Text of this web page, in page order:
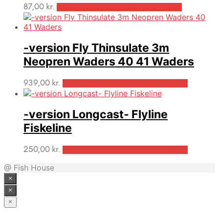
87,00 kr.
-version Fly Thinsulate 3m
Neopren Waders 40 41 Waders
939,00 kr.
-version Longcast- Flyline
Fiskeline
250,00 kr.
@ Fish House
×
×
×